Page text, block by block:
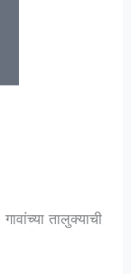
तालुक्याची